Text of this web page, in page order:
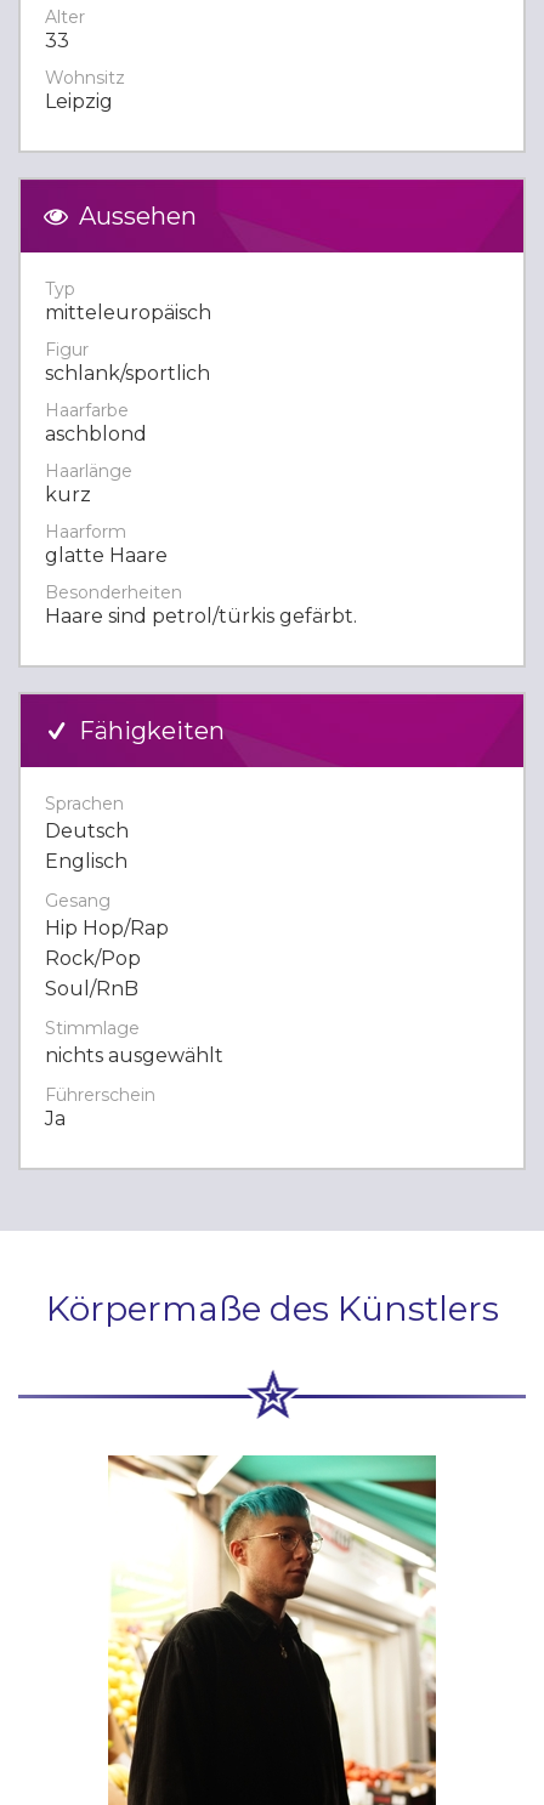
Alter
33
Wohnsitz
Leipzig
Aussehen
Typ
mitteleuropäisch
Figur
schlank/sportlich
Haarfarbe
aschblond
Haarlänge
kurz
Haarform
glatte Haare
Besonderheiten
Haare sind petrol/türkis gefärbt.
Fähigkeiten
Sprachen
Deutsch
Englisch
Gesang
Hip Hop/Rap
Rock/Pop
Soul/RnB
Stimmlage
nichts ausgewählt
Führerschein
Ja
Körpermaße des Künstlers